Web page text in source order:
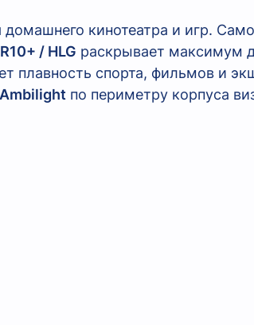
кинотеатра и игр.
/ HLG раскрывает максимум
плавность спорта, фильмов и
Ambilight по периметру корпуса